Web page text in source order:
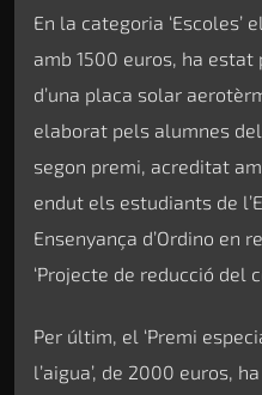
En la categoria
amb 1500 euros, ha estat
d’una placa solar
elaborat pels alumnes
segon premi, acreditat
endut els estudiants de
Ensenyança d’Ordino en
‘Projecte de reducció del
Per últim, el ‘Premi
l’aigua’, de 2000 euros,